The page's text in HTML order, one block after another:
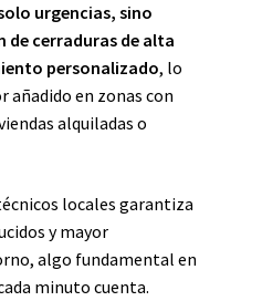
urgencias, sino
cerraduras de alta
personalizado, lo
añadido en zonas con
alquiladas o
locales garantiza
y mayor
algo fundamental en
minuto cuenta.